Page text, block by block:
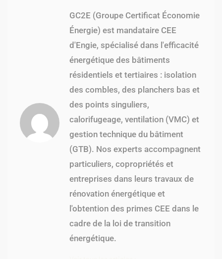
GC2E (Groupe Certificat Économie
Énergie) est mandataire CEE
d'Engie, spécialisé dans l'efficacité
énergétique des bâtiments
résidentiels et tertiaires : isolation
des combles, des planchers bas et
des points singuliers,
calorifugeage, ventilation (VMC) et
gestion technique du bâtiment
(GTB). Nos experts accompagnent
particuliers, copropriétés et
entreprises dans leurs travaux de
rénovation énergétique et
l'obtention des primes CEE dans le
cadre de la loi de transition
énergétique.